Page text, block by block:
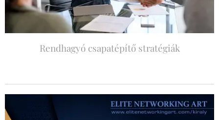
Rendhagyó csapatépítő stratégiák